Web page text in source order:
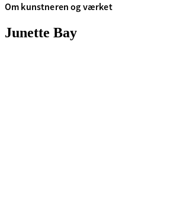
Om kunstneren og værket
Junette Bay